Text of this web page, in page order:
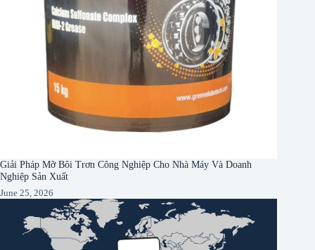
Giải Pháp Mỡ Bôi Trơn Công Nghiệp Cho Nhà Máy Và Doanh
Nghiệp Sản Xuất
June 25, 2026